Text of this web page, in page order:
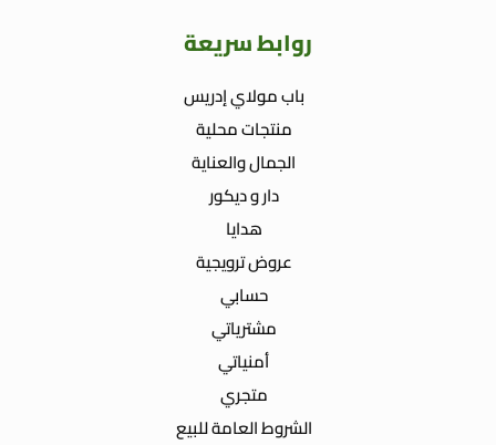
روابط سريعة
باب مولاي إدريس
منتجات محلية
الجمال والعناية
دار و ديكور
هدايا
عروض ترويجية
حسابي
مشترياتي
أمنياتي
متجري
الشروط العامة للبيع